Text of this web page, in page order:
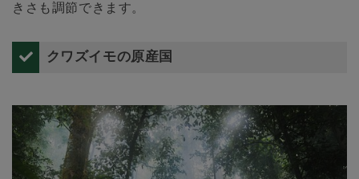
きさも調節できます。
クワズイモの原産国